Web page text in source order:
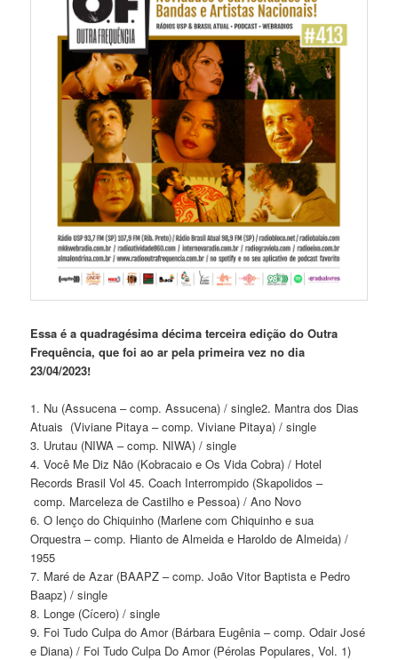
Essa é a quadragésima décima terceira edição do Outra
Frequência, que foi ao ar pela primeira vez no dia
23/04/2023!
1. Nu (Assucena – comp. Assucena) / single2. Mantra dos Dias
Atuais (Viviane Pitaya – comp. Viviane Pitaya) / single
3. Urutau (NIWA – comp. NIWA) / single
4. Você Me Diz Não (Kobracaio e Os Vida Cobra) / Hotel
Records Brasil Vol 45. Coach Interrompido (Skapolidos –
comp. Marceleza de Castilho e Pessoa) / Ano Novo
6. O lenço do Chiquinho (Marlene com Chiquinho e sua
Orquestra – comp. Hianto de Almeida e Haroldo de Almeida) /
1955
7. Maré de Azar (BAAPZ – comp. João Vitor Baptista e Pedro
Baapz) / single
8. Longe (Cícero) / single
9. Foi Tudo Culpa do Amor (Bárbara Eugênia – comp. Odair José
e Diana) / Foi Tudo Culpa Do Amor (Pérolas Populares, Vol. 1)